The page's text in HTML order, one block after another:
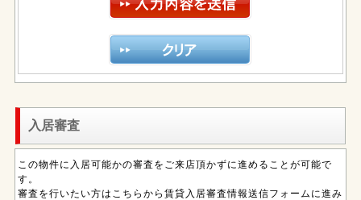
入居審査
この物件に入居可能かの審査をご来店頂かずに進めることが可能で
す。
審査を行いたい方はこちらから賃貸入居審査情報送信フォームに進み